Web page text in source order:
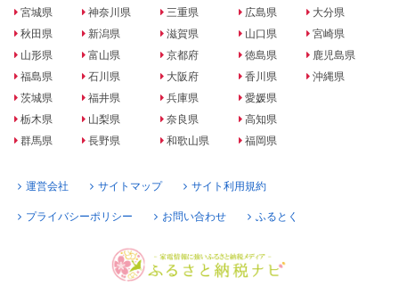
宮城県
秋田県
山形県
福島県
茨城県
栃木県
群馬県
神奈川県
新潟県
富山県
石川県
福井県
山梨県
長野県
三重県
滋賀県
京都府
大阪府
兵庫県
奈良県
和歌山県
広島県
山口県
徳島県
香川県
愛媛県
高知県
福岡県
大分県
宮崎県
鹿児島県
沖縄県
運営会社 サイトマップ サイト利用規約
プライバシーポリシー お問い合わせ ふるとく